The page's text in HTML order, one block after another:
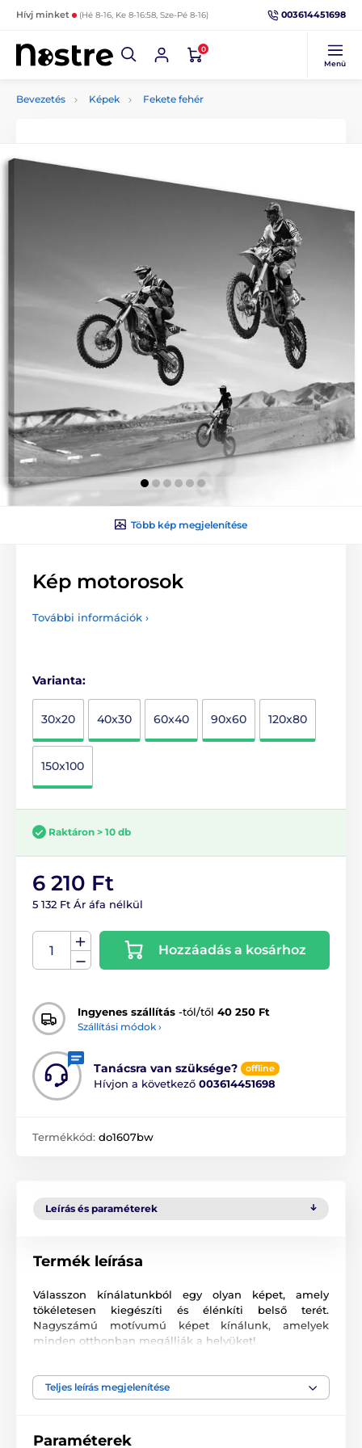
Hívj minket (Hé 8-16, Ke 8-16:58, Sze-Pé 8-16) 003614451698
0
Menü
Bevezetés Képek Fekete fehér
Több kép megjelenítése
Kép motorosok
További információk ›
Varianta:
30x20 40x30 60x40 90x60 120x80
150x100
Raktáron > 10 db
6 210 Ft
5 132 Ft Ár áfa nélkül
Hozzáadás a kosárhoz
Ingyenes szállítás -tól/től 40 250 Ft
Szállítási módok ›
Tanácsra van szüksége? offline
Hívjon a következő 003614451698
Termékkód: do1607bw
Leírás és paraméterek
Termék leírása
Válasszon kínálatunkból egy olyan képet, amely
tökéletesen kiegészíti és élénkíti belső terét.
Nagyszámú motívumú képet kínálunk, amelyek
minden otthonban megállják a helyüket!
Számunkra fontos a minőség, ezért képeinkhez nem
képünket súlyú
Teljes leírás megjelenítése
Paraméterek